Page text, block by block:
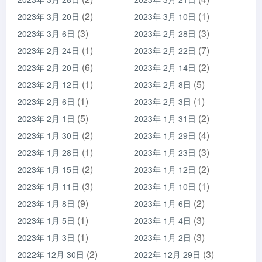
2023年 3月 20日 (2) 2023年 3月 10日 (1)
2023年 3月 6日 (3) 2023年 2月 28日 (3)
2023年 2月 24日 (1) 2023年 2月 22日 (7)
2023年 2月 20日 (6) 2023年 2月 14日 (2)
2023年 2月 12日 (1) 2023年 2月 8日 (5)
2023年 2月 6日 (1) 2023年 2月 3日 (1)
2023年 2月 1日 (5) 2023年 1月 31日 (2)
2023年 1月 30日 (2) 2023年 1月 29日 (4)
2023年 1月 28日 (1) 2023年 1月 23日 (3)
2023年 1月 15日 (2) 2023年 1月 12日 (2)
2023年 1月 11日 (3) 2023年 1月 10日 (1)
2023年 1月 8日 (9) 2023年 1月 6日 (2)
2023年 1月 5日 (1) 2023年 1月 4日 (3)
2023年 1月 3日 (1) 2023年 1月 2日 (3)
2022年 12月 30日 (2) 2022年 12月 29日 (3)